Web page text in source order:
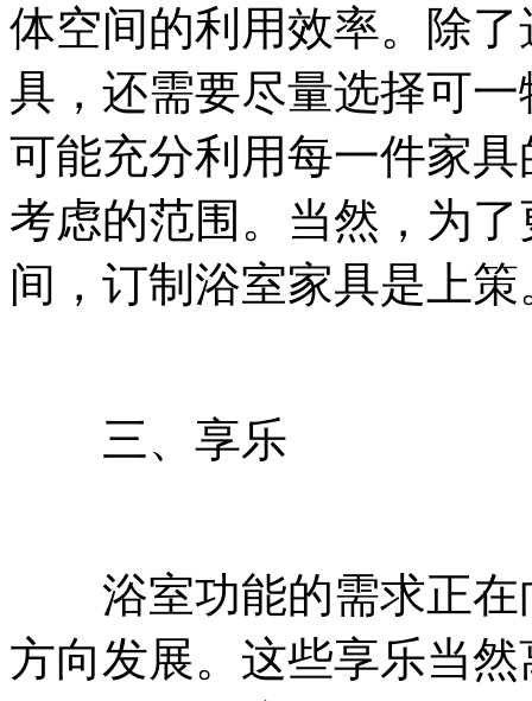
体空间的利用效率。除
具，还需要尽量选择可
可能充分利用每一件家
考虑的范围。当然，为
间，订制浴室家具是上策
三、享乐
浴室功能的需求正在
方向发展。这些享乐当